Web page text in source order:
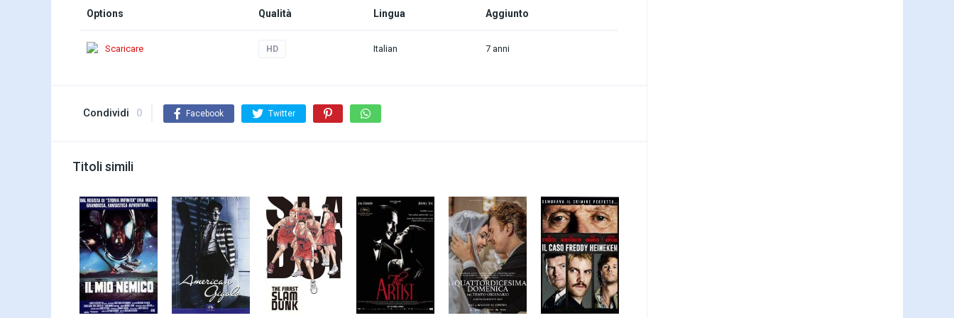
Options Qualità Lingua Aggiunto
Scaricare HD Italian 7 anni
Condividi 0 Facebook Twitter
Titoli simili